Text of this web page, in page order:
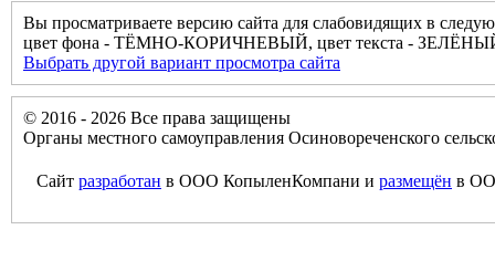
Вы просматриваете версию сайта для слабовидящих в
цвет фона - ТЁМНО-КОРИЧНЕВЫЙ, цвет текста -
Выбрать другой вариант просмотра сайта
© 2016 - 2026 Все права защищены
Органы местного самоуправления Осиновореченского
Сайт разработан в ООО КопыленКомпани и размещён в